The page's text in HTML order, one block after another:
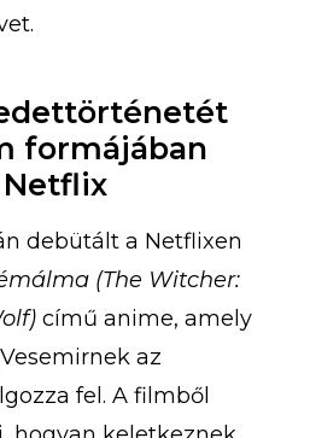
formájában
debütált a Netflixen
(The Witcher:
című anime, amely
az
fel. A filmből